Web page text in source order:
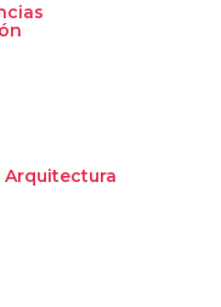
Arquitectura